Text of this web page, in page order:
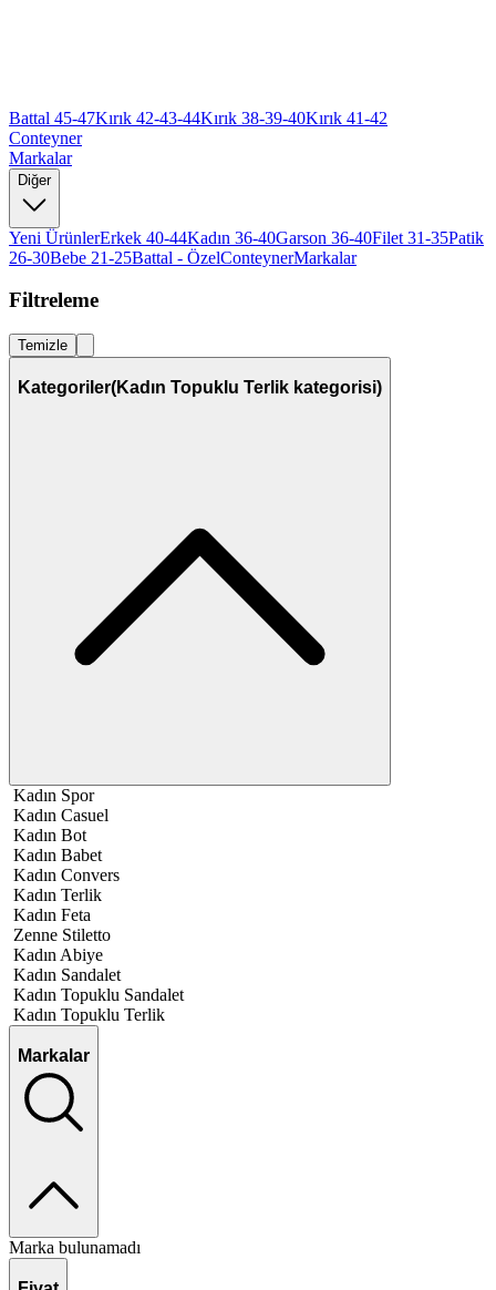
Battal 45-47Kırık 42-43-44Kırık 38-39-40Kırık 41-42
Conteyner
Markalar
Diğer
Yeni ÜrünlerErkek 40-44Kadın 36-40Garson 36-40Filet 31-35Patik
26-30Bebe 21-25Battal - ÖzelConteynerMarkalar
Filtreleme
Temizle
Kategoriler(Kadın Topuklu Terlik kategorisi)
Kadın Spor
Kadın Casuel
Kadın Bot
Kadın Babet
Kadın Convers
Kadın Terlik
Kadın Feta
Zenne Stiletto
Kadın Abiye
Kadın Sandalet
Kadın Topuklu Sandalet
Kadın Topuklu Terlik
Markalar
Marka bulunamadı